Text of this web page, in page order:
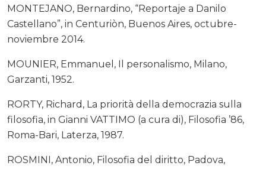
MONTEJANO, Bernardino, “Reportaje a Danilo
Castellano”, in Centuriòn, Buenos Aires, octubre-
noviembre 2014.
MOUNIER, Emmanuel, Il personalismo, Milano,
Garzanti, 1952.
RORTY, Richard, La priorità della democrazia sulla
filosofia, in Gianni VATTIMO (a cura di), Filosofia ’86,
Roma-Bari, Laterza, 1987.
ROSMINI, Antonio, Filosofia del diritto, Padova,